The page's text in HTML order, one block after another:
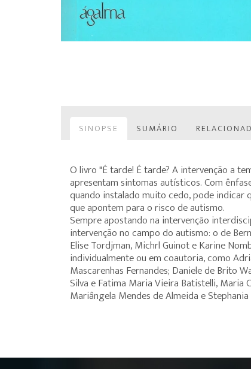
SINOPSE SUMÁRIO
O livro "É tarde! É tarde? A intervenção a
apresentam sintomas autísticos. Com
quando instalado muito cedo, pode indicar
que apontem para o risco de autismo.
Sempre apostando na intervenção
intervenção no campo do autismo: o de
Elise Tordjman, Michrl Guinot e Karine
individualmente ou em coautoria, como
Mascarenhas Fernandes; Daniele de Brito
Silva e Fatima Maria Vieira Batistelli, Maria
Mariângela Mendes de Almeida e